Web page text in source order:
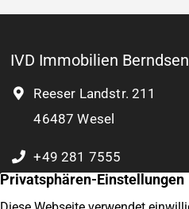
IVD Immobilien Berndsen
Reeser Landstr. 211
46487 Wesel
+49 281 7555
0 177 8932 804